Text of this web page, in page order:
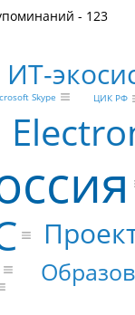
- 123
ИТ-
ЦИК РФ
Skype